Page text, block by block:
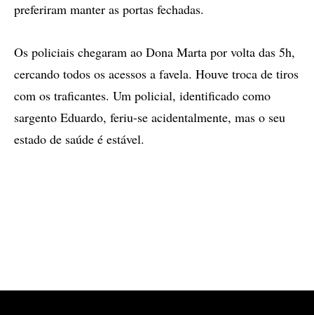
preferiram manter as portas fechadas.
Os policiais chegaram ao Dona Marta por volta das 5h,
cercando todos os acessos a favela. Houve troca de tiros
com os traficantes. Um policial, identificado como
sargento Eduardo, feriu-se acidentalmente, mas o seu
estado de saúde é estável.